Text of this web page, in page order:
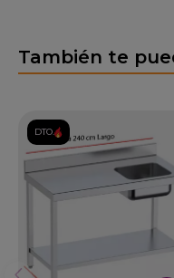
También te
DTO.